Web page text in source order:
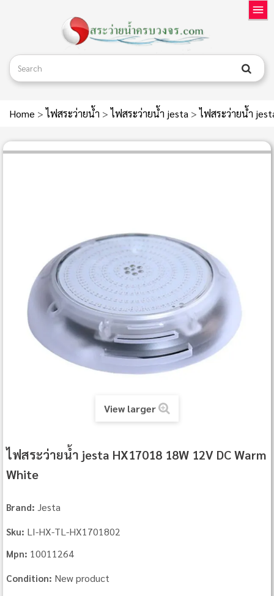
Home > ไฟสระว่ายน้ำ > ไฟสระว่ายน้ำ jesta > ไฟสระว่ายน้ำ
View larger
ไฟสระว่ายน้ำ jesta HX17018 18W 12V DC Warm
White
Brand: Jesta
Sku: LI-HX-TL-HX1701802
Mpn: 10011264
Condition: New product